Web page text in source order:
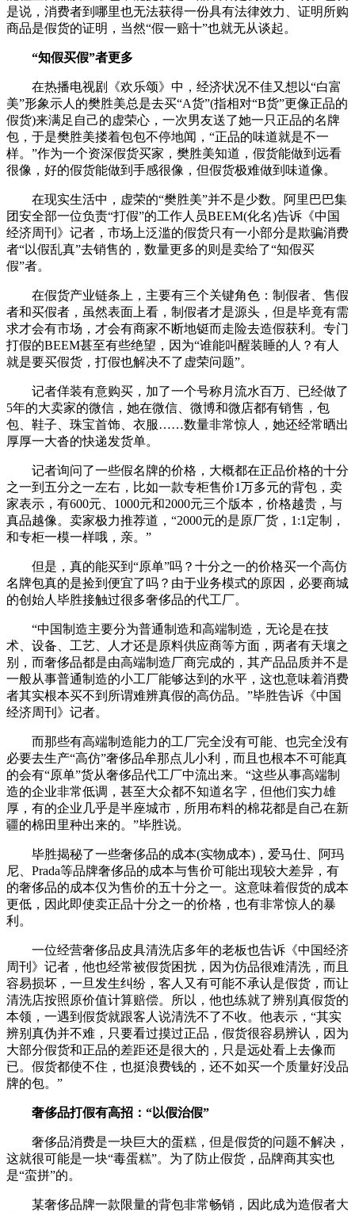
是说，消费者到哪里也无法获得一份具有法律效力、证明所购
商品是假货的证明，当然“假一赔十”也就无从谈起。
“知假买假”者更多
在热播电视剧《欢乐颂》中，经济状况不佳又想以“白富
美”形象示人的樊胜美总是去买“A货”(指相对“B货”更像正品的
假货)来满足自己的虚荣心，一次男友送了她一只正品的名牌
包，于是樊胜美搂着包包不停地闻，“正品的味道就是不一
样。”作为一个资深假货买家，樊胜美知道，假货能做到远看
很像，好的假货能做到手感很像，但假货极难做到味道像。
在现实生活中，虚荣的“樊胜美”并不是少数。阿里巴巴集
团安全部一位负责“打假”的工作人员BEEM(化名)告诉《中国
经济周刊》记者，市场上泛滥的假货只有一小部分是欺骗消费
者“以假乱真”去销售的，数量更多的则是卖给了“知假买
假”者。
在假货产业链条上，主要有三个关键角色：制假者、售假
者和买假者，虽然表面上看，制假者才是源头，但是毕竟有需
求才会有市场，才会有商家不断地铤而走险去造假获利。专门
打假的BEEM甚至有些绝望，因为“谁能叫醒装睡的人？有人
就是要买假货，打假也解决不了虚荣问题”。
记者佯装有意购买，加了一个号称月流水百万、已经做了
5年的大卖家的微信，她在微信、微博和微店都有销售，包
包、鞋子、珠宝首饰、衣服……数量非常惊人，她还经常晒出
厚厚一大沓的快递发货单。
记者询问了一些假名牌的价格，大概都在正品价格的十分
之一到五分之一左右，比如一款专柜售价1万多元的背包，卖
家表示，有600元、1000元和2000元三个版本，价格越贵，与
真品越像。卖家极力推荐道，“2000元的是原厂货，1:1定制，
和专柜一模一样哦，亲。”
但是，真的能买到“原单”吗？十分之一的价格买一个高仿
名牌包真的是捡到便宜了吗？由于业务模式的原因，必要商城
的创始人毕胜接触过很多奢侈品的代工厂。
“中国制造主要分为普通制造和高端制造，无论是在技
术、设备、工艺、人才还是原料供应商等方面，两者有天壤之
别，而奢侈品都是由高端制造厂商完成的，其产品品质并不是
一般从事普通制造的小工厂能够达到的水平，这也意味着消费
者其实根本买不到所谓难辨真假的高仿品。”毕胜告诉《中国
经济周刊》记者。
而那些有高端制造能力的工厂完全没有可能、也完全没有
必要去生产“高仿”奢侈品牟那点儿小利，而且也根本不可能真
的会有“原单”货从奢侈品代工厂中流出来。“这些从事高端制
造的企业非常低调，甚至大众都不知道名字，但他们实力雄
厚，有的企业几乎是半座城市，所用布料的棉花都是自己在新
疆的棉田里种出来的。”毕胜说。
毕胜揭秘了一些奢侈品的成本(实物成本)，爱马仕、阿玛
尼、Prada等品牌奢侈品的成本与售价可能出现较大差异，有
的奢侈品的成本仅为售价的五十分之一。这意味着假货的成本
更低，因此即使卖正品十分之一的价格，也有非常惊人的暴
利。
一位经营奢侈品皮具清洗店多年的老板也告诉《中国经济
周刊》记者，他也经常被假货困扰，因为仿品很难清洗，而且
容易损坏，一旦发生纠纷，客人又有可能不承认是假货，而让
清洗店按照原价值计算赔偿。所以，他也练就了辨别真假货的
本领，一遇到假货就跟客人说清洗不了不收。他表示，“其实
辨别真伪并不难，只要看过摸过正品，假货很容易辨认，因为
大部分假货和正品的差距还是很大的，只是远处看上去像而
已。假货都使不住，也挺浪费钱的，还不如买一个质量好没品
牌的包。”
奢侈品打假有高招：“以假治假”
奢侈品消费是一块巨大的蛋糕，但是假货的问题不解决，
这就很可能是一块“毒蛋糕”。为了防止假货，品牌商其实也
是“蛮拼”的。
某奢侈品牌一款限量的背包非常畅销，因此成为造假者大